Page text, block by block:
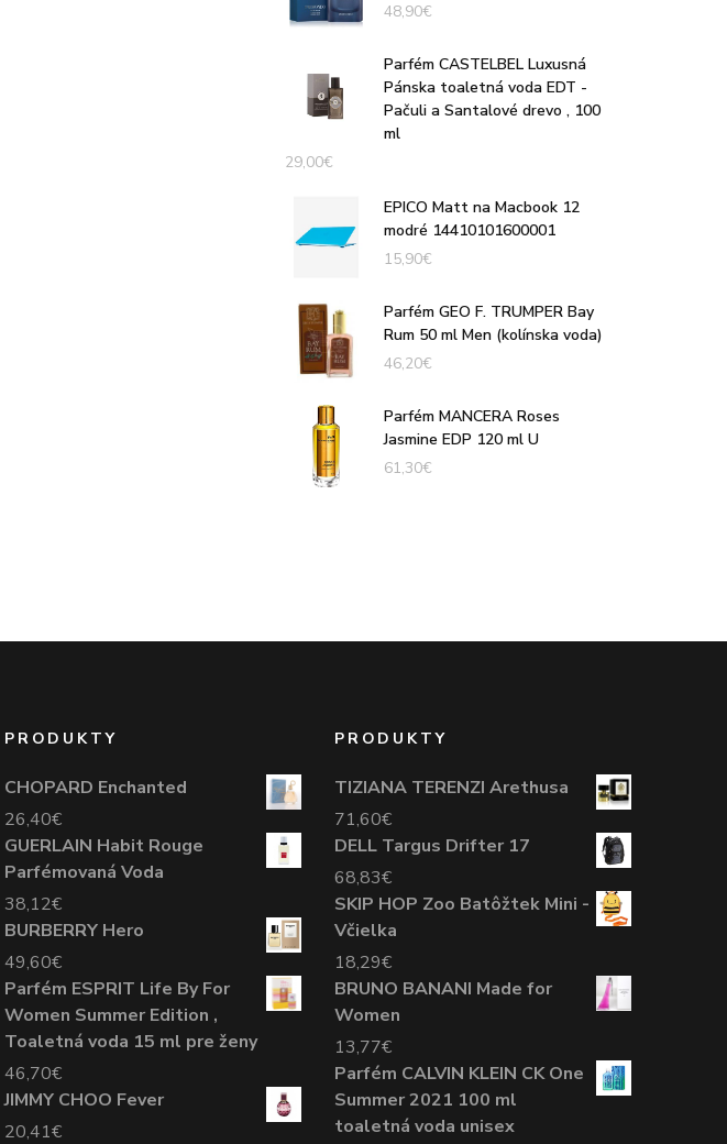
48,90€
Parfém CASTELBEL Luxusná
Pánska toaletná voda EDT -
Pačuli a Santalové drevo , 100
ml
29,00€
EPICO Matt na Macbook 12
modré 14410101600001
15,90€
Parfém GEO F. TRUMPER Bay
Rum 50 ml Men (kolínska voda)
46,20€
Parfém MANCERA Roses
Jasmine EDP 120 ml U
61,30€
PRODUKTY
CHOPARD Enchanted
26,40€
GUERLAIN Habit Rouge
Parfémovaná Voda
38,12€
BURBERRY Hero
49,60€
Parfém ESPRIT Life By For
Women Summer Edition ,
Toaletná voda 15 ml pre ženy
46,70€
JIMMY CHOO Fever
20,41€
PRODUKTY
TIZIANA TERENZI Arethusa
71,60€
DELL Targus Drifter 17
68,83€
SKIP HOP Zoo Batôžtek Mini -
Včielka
18,29€
BRUNO BANANI Made for
Women
13,77€
Parfém CALVIN KLEIN CK One
Summer 2021 100 ml
toaletná voda unisex